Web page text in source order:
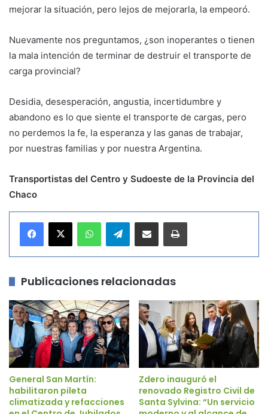
mejorar la situación, pero lejos de mejorarla, la empeoró.
Nuevamente nos preguntamos, ¿son inoperantes o tienen
la mala intención de terminar de destruir el transporte de
carga provincial?
Desidia, desesperación, angustia, incertidumbre y
abandono es lo que siente el transporte de cargas, pero
no perdemos la fe, la esperanza y las ganas de trabajar,
por nuestras familias y por nuestra Argentina.
Transportistas del Centro y Sudoeste de la Provincia del
Chaco
Telegram
Publicaciones relacionadas
General San Martín:
habilitaron pileta
climatizada y refacciones
Zdero inauguró el
renovado Registro Civil de
Santa Sylvina: “Un servicio